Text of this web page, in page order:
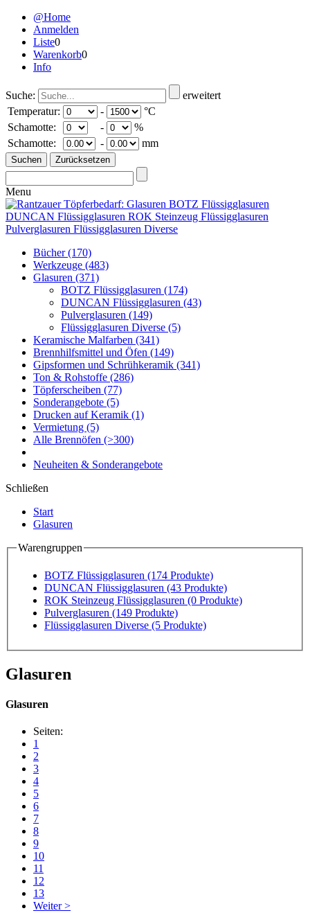
@Home
Anmelden
Liste0
Warenkorb0
Info
Suche:
erweitert
Temperatur:
-
°C
Schamotte:
-
%
Schamotte:
- mm
Menu
Bücher(170)
Werkzeuge (483)
Glasuren (371)
BOTZ Flüssigglasuren (174)
DUNCAN Flüssigglasuren (43)
Pulverglasuren (149)
Flüssigglasuren Diverse (5)
Keramische Malfarben (341)
Brennhilfsmittel und Öfen (149)
Gipsformen und Schrühkeramik (341)
Ton & Rohstoffe (286)
Töpferscheiben (77)
Sonderangebote (5)
Drucken auf Keramik (1)
Vermietung (5)
Alle Brennöfen (>300)
Neuheiten & Sonderangebote
Schließen
Start
Glasuren
Warengruppen
BOTZ Flüssigglasuren (174 Produkte)
DUNCAN Flüssigglasuren (43 Produkte)
ROK Steinzeug Flüssigglasuren (0 Produkte)
Pulverglasuren (149 Produkte)
Flüssigglasuren Diverse (5 Produkte)
Glasuren
Glasuren
Seiten:
1
2
3
4
5
6
7
8
9
10
11
12
13
Weiter >